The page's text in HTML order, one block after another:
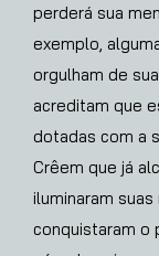
perderá sua
exemplo,
orgulham de
acreditam que
dotadas com a
Crêem que já
iluminaram
conquistaram o